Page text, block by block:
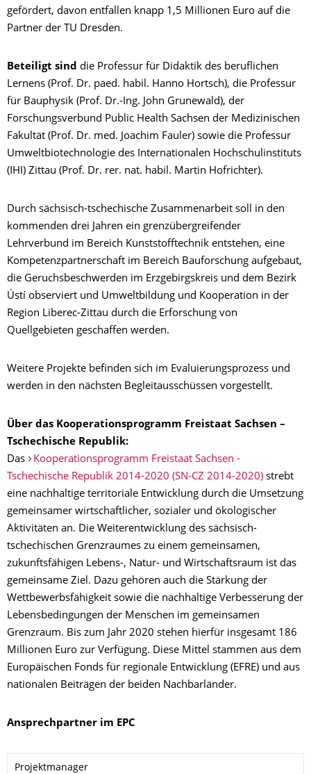
gefördert, davon entfallen knapp 1,5 Millionen Euro auf die
Partner der TU Dresden.
Beteiligt sind die Professur für Didaktik des beruflichen
Lernens (Prof. Dr. paed. habil. Hanno Hortsch), die Professur
für Bauphysik (Prof. Dr.-Ing. John Grunewald), der
Forschungsverbund Public Health Sachsen der Medizinischen
Fakultät (Prof. Dr. med. Joachim Fauler) sowie die Professur
Umweltbiotechnologie des Internationalen Hochschulinstituts
(IHI) Zittau (Prof. Dr. rer. nat. habil. Martin Hofrichter).
Durch sächsisch-tschechische Zusammenarbeit soll in den
kommenden drei Jahren ein grenzübergreifender
Lehrverbund im Bereich Kunststofftechnik entstehen, eine
Kompetenzpartnerschaft im Bereich Bauforschung aufgebaut,
die Geruchsbeschwerden im Erzgebirgskreis und dem Bezirk
Ústí observiert und Umweltbildung und Kooperation in der
Region Liberec-Zittau durch die Erforschung von
Quellgebieten geschaffen werden.
Weitere Projekte befinden sich im Evaluierungsprozess und
werden in den nächsten Begleitausschüssen vorgestellt.
Über das Kooperationsprogramm Freistaat Sachsen –
Tschechische Republik:
Das
Kooperationsprogramm Freistaat Sachsen -
Tschechische Republik 2014-2020 (SN-CZ 2014-2020) strebt
eine nachhaltige territoriale Entwicklung durch die Umsetzung
gemeinsamer wirtschaftlicher, sozialer und ökologischer
Aktivitäten an. Die Weiterentwicklung des sächsisch-
tschechischen Grenzraumes zu einem gemeinsamen,
zukunftsfähigen Lebens-, Natur- und Wirtschaftsraum ist das
gemeinsame Ziel. Dazu gehören auch die Stärkung der
Wettbewerbsfähigkeit sowie die nachhaltige Verbesserung der
Lebensbedingungen der Menschen im gemeinsamen
Grenzraum. Bis zum Jahr 2020 stehen hierfür insgesamt 186
Millionen Euro zur Verfügung. Diese Mittel stammen aus dem
Europäischen Fonds für regionale Entwicklung (EFRE) und aus
nationalen Beiträgen der beiden Nachbarländer.
Ansprechpartner im EPC
Projektmanager